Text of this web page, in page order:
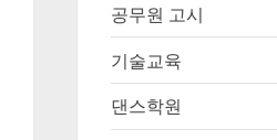
공무원 고시
기술교육
댄스학원